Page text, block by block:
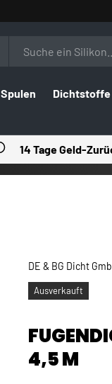
Spulen Dichtstoffe
14 Tage Geld-
DE & BG Dicht
Ausverkauft
4,5 M